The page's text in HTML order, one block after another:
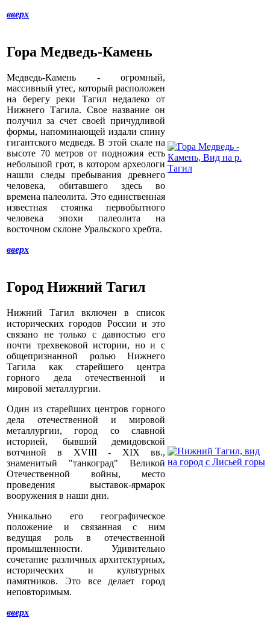
вверх
Гора Медведь-Камень
Медведь-Камень - огромный,
массивный утес, который расположен
на берегу реки Тагил недалеко от
Нижнего Тагила. Свое название он
получил за счет своей причудливой
формы, напоминающей издали спину
гигантского медведя. В этой скале на
высоте 70 метров от подножия есть
небольшой грот, в котором археологи
нашли следы пребывания древнего
человека, обитавшего здесь во
времена палеолита. Это единственная
известная стоянка первобытного
человека эпохи палеолита на
восточном склоне Уральского хребта.
вверх
Город Нижний Тагил
Нижний Тагил включен в список
исторических городов России и это
связано не только с давностью его
почти трехвековой истории, но и с
общепризнанной ролью Нижнего
Тагила как старейшего центра
горного дела отечественной и
мировой металлургии.
Один из старейших центров горного
дела отечественной и мировой
металлургии, город со славной
историей, бывший демидовской
вотчиной в XVIII - XIX вв.,
знаменитый "танкоград" Великой
Отечественной войны, место
проведения выставок-ярмарок
вооружения в наши дни.
Уникально его географическое
положение и связанная с ним
ведущая роль в отечественной
промышленности. Удивительно
сочетание различных архитектурных,
исторических и культурных
памятников. Это все делает город
неповторимым.
вверх